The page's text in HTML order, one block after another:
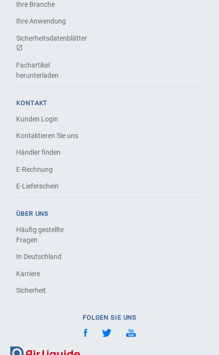
Ihre Branche
Ihre Anwendung
Sicherheitsdatenblätter
Fachartikel
herunterladen
KONTAKT
Kunden Login
Kontaktieren Sie uns
Händler finden
E-Rechnung
E-Lieferschein
ÜBER UNS
Häufig gestellte
Fragen
In Deutschland
Karriere
Sicherheit
FOLGEN SIE UNS